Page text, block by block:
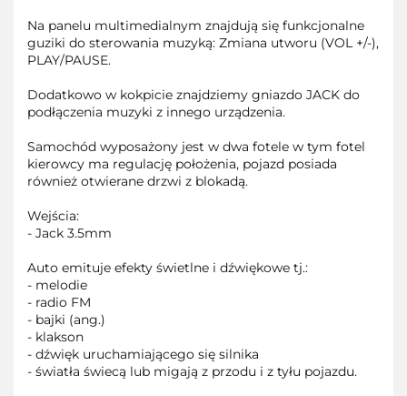
Na panelu multimedialnym znajdują się funkcjonalne
guziki do sterowania muzyką: Zmiana utworu (VOL +/-),
PLAY/PAUSE.
Dodatkowo w kokpicie znajdziemy gniazdo JACK do
podłączenia muzyki z innego urządzenia.
Samochód wyposażony jest w dwa fotele w tym fotel
kierowcy ma regulację położenia, pojazd posiada
również otwierane drzwi z blokadą.
Wejścia:
- Jack 3.5mm
Auto emituje efekty świetlne i dźwiękowe tj.:
- melodie
- radio FM
- bajki (ang.)
- klakson
- dźwięk uruchamiającego się silnika
- światła świecą lub migają z przodu i z tyłu pojazdu.